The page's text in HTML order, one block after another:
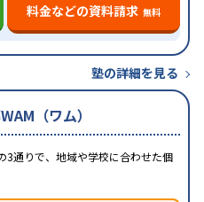
料金などの資料請求 無料
塾の詳細を見る
（ワム）
3通りで、地域や学校に合わせた個